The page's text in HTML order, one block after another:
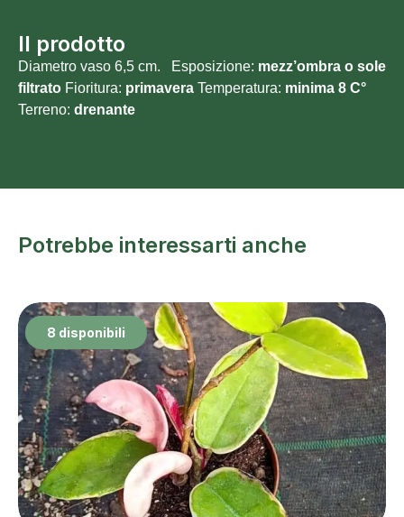
Il prodotto
Diametro vaso 6,5 cm. Esposizione: mezz’ombra o sole
filtrato Fioritura: primavera Temperatura: minima 8 C°
Terreno: drenante
Potrebbe interessarti anche
8 disponibili